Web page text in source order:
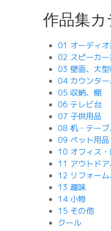
作品集カ
01 オーディオ
02 スピーカー
03 壁面、大
04 カウンタ
05 収納、棚
06 テレビ台
07 子供用品
08 机・テーブ
09 ペット用品
10 オフィス
11 アウトド
12 リフォー
13 趣味
14 小物
15 その他
クール